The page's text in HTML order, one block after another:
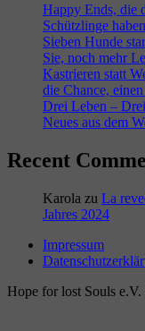
Happy Ends, die
Schützlinge
Sieben Hunde
Sie, noch mehr
Kastrieren statt
die Chance,
Drei Leben –
Neues aus dem
Recent
Karola zu La
Jahres 2024
Impressum
Hope for lost Souls